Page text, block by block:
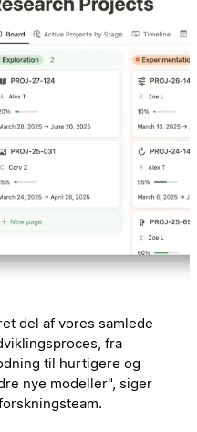
del af vores samlede
fra
til hurtigere og
nye modeller", siger